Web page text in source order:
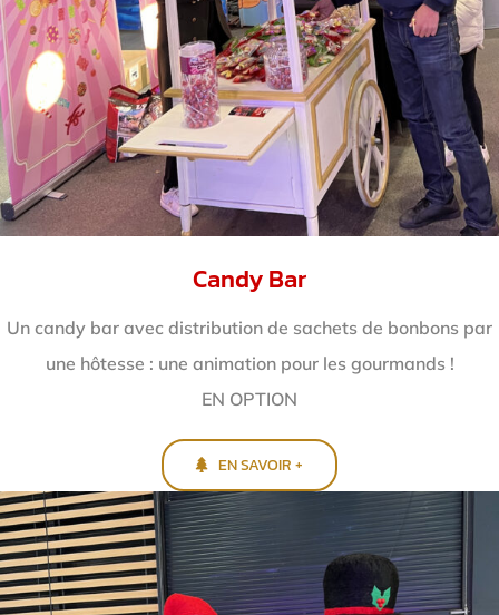
Candy Bar
Un candy bar avec distribution de sachets de bonbons par
une hôtesse : une animation pour les gourmands !
EN OPTION
EN SAVOIR +